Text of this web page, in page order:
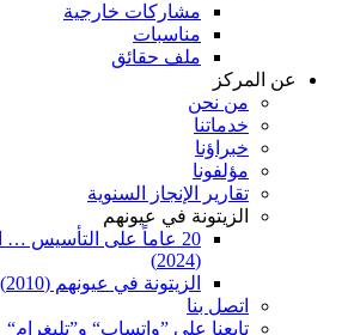
مشاركات خارجية
مناسبات
ملف حقائق
عن المركز
من نحن
خدماتنا
خبراؤنا
مؤلفونا
تقارير الإنجاز السنوية
الزيتونة في عيونهم
20 عاماً على التأسيس …
(2024)
الزيتونة في عيونهم (2010)
اتصل بنا
تابعنا على ”واتساب“ و”تليغرام“